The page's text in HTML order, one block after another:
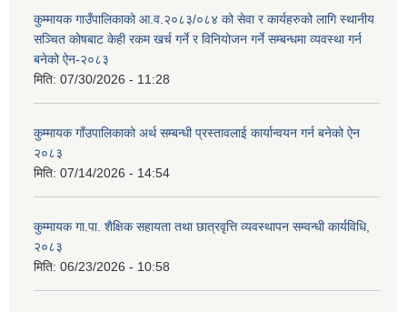
कुम्मायक गाउँपालिकाको आ.व.२०८३/०८४ को सेवा र कार्यहरुको लागि स्थानीय
सञ्चित कोषबाट केही रकम खर्च गर्ने र विनियोजन गर्ने सम्बन्धमा व्यवस्था गर्न
बनेको ऐन-२०८३
मिति: 07/30/2026 - 11:28
कुम्मायक गाँउपालिकाको अर्थ सम्बन्धी प्रस्तावलाई कार्यान्वयन गर्न बनेको ऐन
२०८३
मिति: 07/14/2026 - 14:54
कुम्मायक गा.पा. शैक्षिक सहायता तथा छात्रवृत्ति व्यवस्थापन सम्वन्धी कार्यविधि,
२०८३
मिति: 06/23/2026 - 10:58